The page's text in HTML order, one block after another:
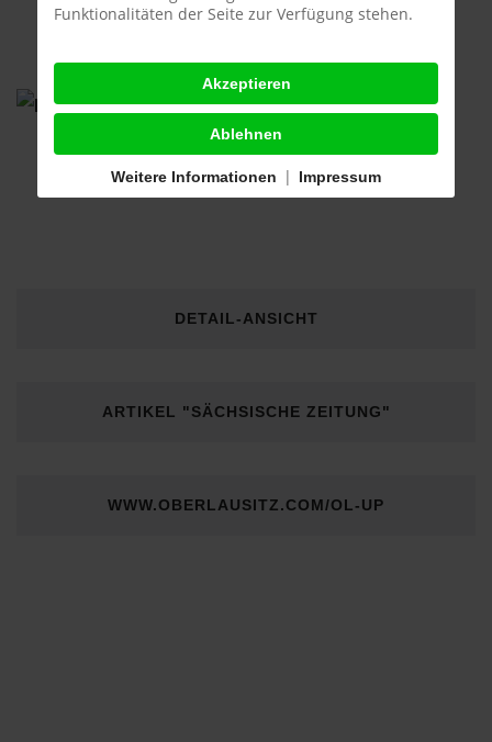
DETAIL-ANSICHT
ARTIKEL "SÄCHSISCHE ZEITUNG"
WWW.OBERLAUSITZ.COM/OL-UP
Funktionalitäten der Seite zur Verfügung stehen.
Akzeptieren
Ablehnen
Weitere Informationen | Impressum